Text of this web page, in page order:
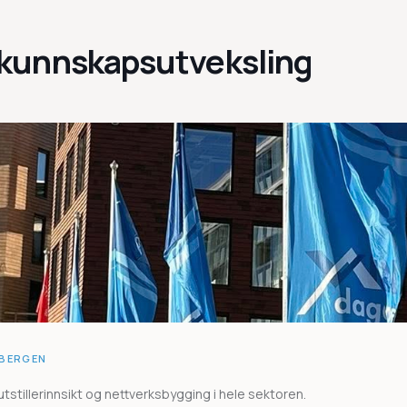
og nettverksbygging i hele sektoren.